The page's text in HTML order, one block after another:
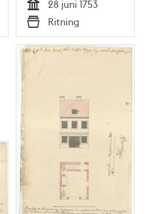
Tid
28 juni 1753
Typ
Ritning